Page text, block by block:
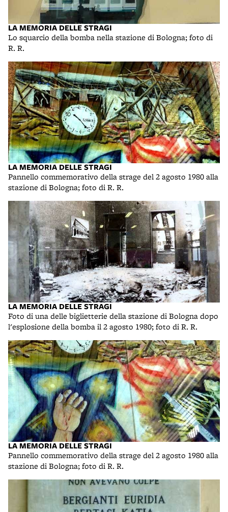
LA MEMORIA DELLE STRAGI
Lo squarcio della bomba nella stazione di Bologna; foto di
R. R.
LA MEMORIA DELLE STRAGI
Pannello commemorativo della strage del 2 agosto 1980 alla
stazione di Bologna; foto di R. R.
LA MEMORIA DELLE STRAGI
Foto di una delle biglietterie della stazione di Bologna dopo
l'esplosione della bomba il 2 agosto 1980; foto di R. R.
LA MEMORIA DELLE STRAGI
Pannello commemorativo della strage del 2 agosto 1980 alla
stazione di Bologna; foto di R. R.